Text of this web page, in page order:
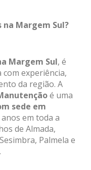
Margem Sul?
Margem Sul, é
experiência,
da região. A
é uma
sede em
em toda a
de Almada,
Palmela e
.